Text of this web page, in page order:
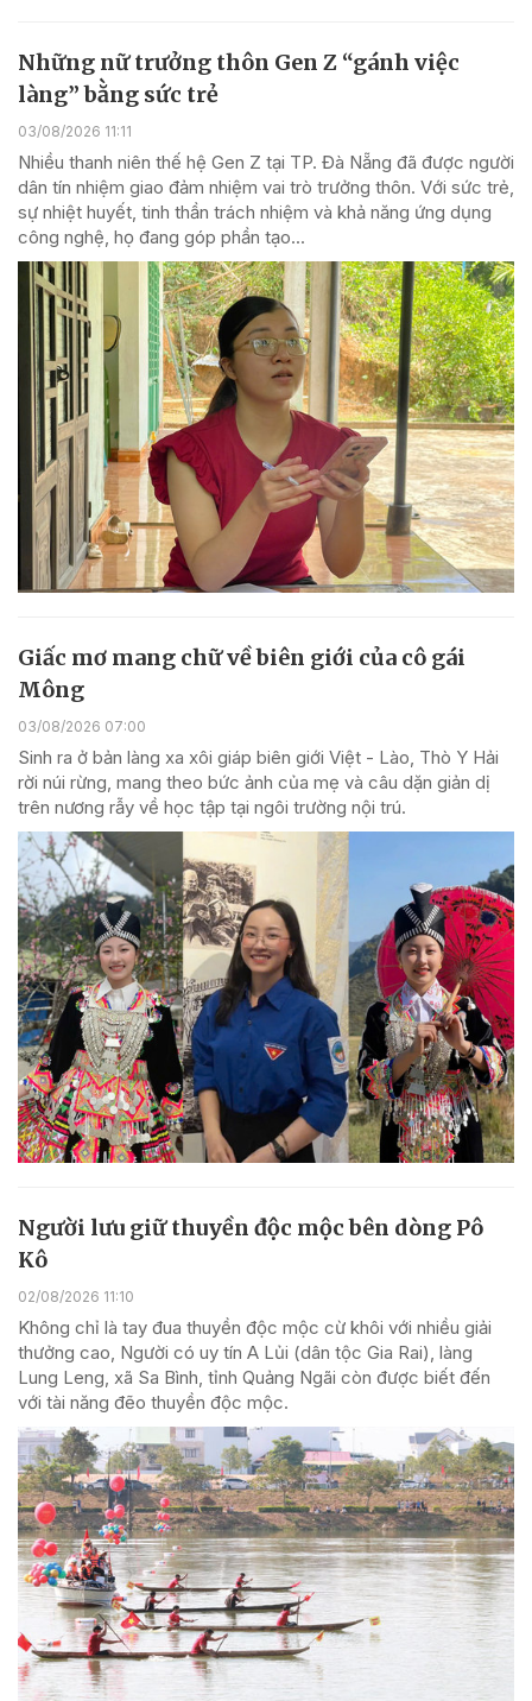
Những nữ trưởng thôn Gen Z “gánh việc
làng” bằng sức trẻ
03/08/2026 11:11
Nhiều thanh niên thế hệ Gen Z tại TP. Đà Nẵng đã được người
dân tín nhiệm giao đảm nhiệm vai trò trưởng thôn. Với sức trẻ,
sự nhiệt huyết, tinh thần trách nhiệm và khả năng ứng dụng
công nghệ, họ đang góp phần tạo...
Giấc mơ mang chữ về biên giới của cô gái
Mông
03/08/2026 07:00
Sinh ra ở bản làng xa xôi giáp biên giới Việt - Lào, Thò Y Hải
rời núi rừng, mang theo bức ảnh của mẹ và câu dặn giản dị
trên nương rẫy về học tập tại ngôi trường nội trú.
Người lưu giữ thuyền độc mộc bên dòng Pô
Kô
02/08/2026 11:10
Không chỉ là tay đua thuyền độc mộc cừ khôi với nhiều giải
thưởng cao, Người có uy tín A Lủi (dân tộc Gia Rai), làng
Lung Leng, xã Sa Bình, tỉnh Quảng Ngãi còn được biết đến
với tài năng đẽo thuyền độc mộc.